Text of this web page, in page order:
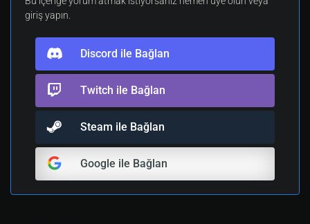
giriş yapın.
Discord ile Bağlan
Twitch ile Bağlan
Steam ile Bağlan
Google ile Bağlan